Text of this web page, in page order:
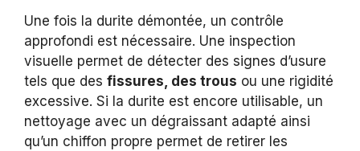
Une fois la durite démontée, un contrôle
approfondi est nécessaire. Une inspection
visuelle permet de détecter des signes d’usure
tels que des fissures, des trous ou une rigidité
excessive. Si la durite est encore utilisable, un
nettoyage avec un dégraissant adapté ainsi
qu’un chiffon propre permet de retirer les